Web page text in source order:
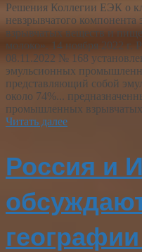
Решения Коллегии ЕЭК о
невзрывчатого
взрывчатых веществ и
молоко». 14 ноября 2022
08.11.2022 № 168
эмульсионных
представляющий собой
около 74%...
промышленных
Читать далее
Россия и